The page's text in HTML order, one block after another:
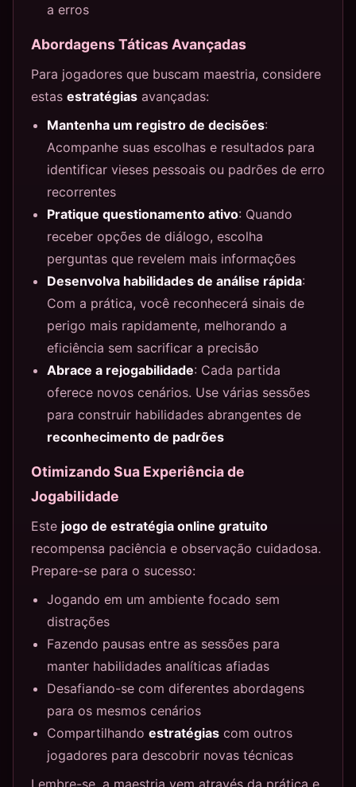
a erros
Abordagens Táticas Avançadas
Para jogadores que buscam maestria, considere
estas estratégias avançadas:
Mantenha um registro de decisões:
Acompanhe suas escolhas e resultados para
identificar vieses pessoais ou padrões de erro
recorrentes
Pratique questionamento ativo: Quando
receber opções de diálogo, escolha
perguntas que revelem mais informações
Desenvolva habilidades de análise rápida:
Com a prática, você reconhecerá sinais de
perigo mais rapidamente, melhorando a
eficiência sem sacrificar a precisão
Abrace a rejogabilidade: Cada partida
oferece novos cenários. Use várias sessões
para construir habilidades abrangentes de
reconhecimento de padrões
Otimizando Sua Experiência de
Jogabilidade
Este jogo de estratégia online gratuito
recompensa paciência e observação cuidadosa.
Prepare-se para o sucesso:
Jogando em um ambiente focado sem
distrações
Fazendo pausas entre as sessões para
manter habilidades analíticas afiadas
Desafiando-se com diferentes abordagens
para os mesmos cenários
Compartilhando estratégias com outros
jogadores para descobrir novas técnicas
Lembre-se, a maestria vem através da prática e